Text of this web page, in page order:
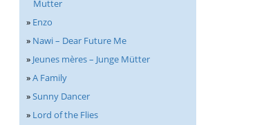
Mutter
» Enzo
» Nawi – Dear Future Me
» Jeunes mères – Junge Mütter
»A Family
»Sunny Dancer
» Lord of the Flies